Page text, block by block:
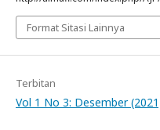
Format Sitasi Lainnya
Terbitan
Vol 1 No 3: Desember